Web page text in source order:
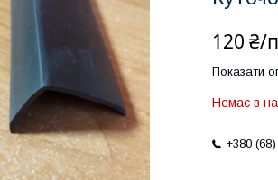
120 ₴/
Показати
Немає в
+380